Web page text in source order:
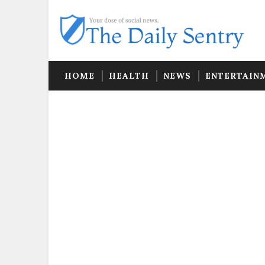
HOME HEALTH NEWS